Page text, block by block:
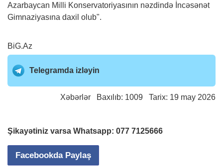
Azarbaycan Milli Konservatoriyasının nəzdində İncəsənət
Gimnaziyasına daxil olub".
BiG.Az
Telegramda izləyin
Xəbərlər Baxılıb: 1009 Tarix: 19 may 2026
Şikayətiniz varsa Whatsapp: 077 7125666
Facebookda Paylaş